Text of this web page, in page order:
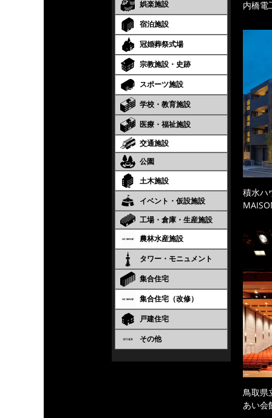
娯楽施設
宿泊施設
冠婚葬祭式場
宗教施設・史跡
スポーツ施設
学校・教育施設
医療・福祉施設
交通施設
公園
土木施設
イベント・仮設施設
工場・倉庫・生産施設
農林水産施設
タワー・モニュメント
集合住宅
集合住宅（改修）
戸建住宅
その他
内橋電
積水
鳥取県
あい会